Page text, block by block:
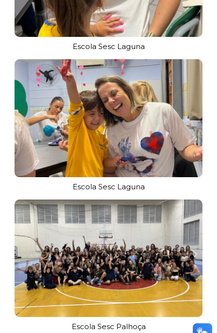
Escola Sesc Laguna
Escola Sesc Laguna
Escola Sesc Palhoça